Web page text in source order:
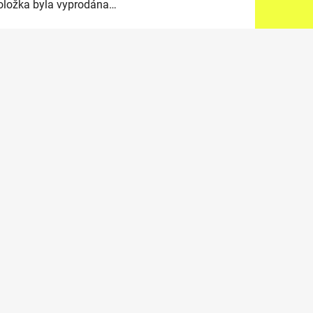
byla vyprodána…